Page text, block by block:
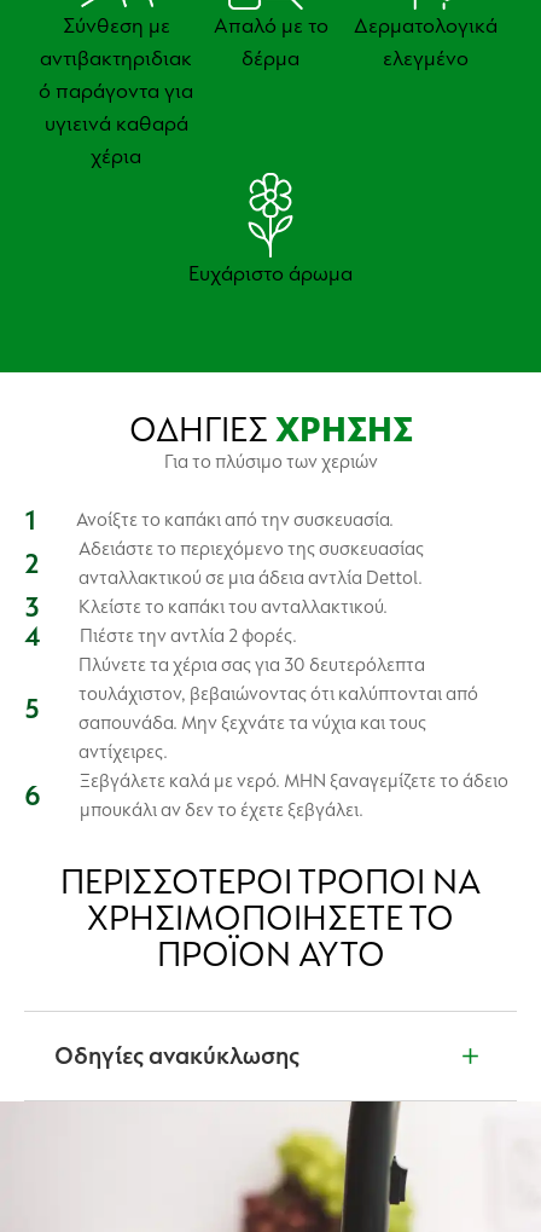
Σύνθεση με
αντιβακτηριδιακ
ό παράγοντα για
υγιεινά καθαρά
χέρια
Απαλό με το
δέρμα
Δερματολογικά
ελεγμένο
Ευχάριστο άρωμα
ΟΔΗΓΙΕΣ ΧΡΗΣΗΣ
Για το πλύσιμο των χεριών
Ανοίξτε το καπάκι από την συσκευασία.
Αδειάστε το περιεχόμενο της συσκευασίας
ανταλλακτικού σε μια άδεια αντλία Dettol.
Κλείστε το καπάκι του ανταλλακτικού.
Πιέστε την αντλία 2 φορές.
Πλύνετε τα χέρια σας για 30 δευτερόλεπτα
τουλάχιστον, βεβαιώνοντας ότι καλύπτονται από
σαπουνάδα. Μην ξεχνάτε τα νύχια και τους
αντίχειρες.
Ξεβγάλετε καλά με νερό. ΜΗΝ ξαναγεμίζετε το άδειο
μπουκάλι αν δεν το έχετε ξεβγάλει.
ΠΕΡΙΣΣΌΤΕΡΟΙ ΤΡΌΠΟΙ ΝΑ
ΧΡΗΣΙΜΟΠΟΙΉΣΕΤΕ ΤΟ
ΠΡΟΪΌΝ ΑΥΤΌ
Οδηγίες ανακύκλωσης
Δεν είστε βέβαιοι τι να κάνετε με τα προϊόντα μας
όταν έχουν τελειώσει; Διαβάστε την ετικέτα του
προϊόντος για πληροφορίες ανακύκλωσης. Μαζί,
μπορούμε να προστατεύσουμε και να
δημιουργήσουμε έναν καθαρότερο κόσμο.